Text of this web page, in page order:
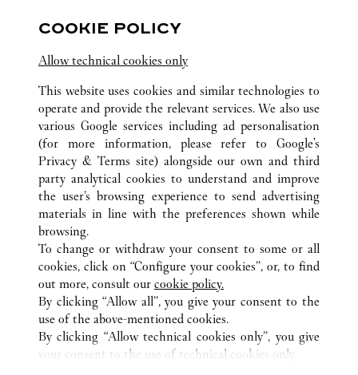
TUTTI GLI INDIRIZZI CARTIER
EMIRATI ARABI UNITI
DUBAI
DUBAI DUBAI MALL FASHION AVENUE
ASSISTENZA CLIENTI
CHI SIAMO
LAVORA CON NOI
TROVA UNA BOUTIQUE
COOKIE POLICY
Allow technical cookies only
This website uses cookies and similar technologies to
operate and provide the relevant services. We also use
various Google services including ad personalisation
(for more information, please refer to Google's
Privacy & Terms site) alongside our own and third
party analytical cookies to understand and improve
the user’s browsing experience to send advertising
materials in line with the preferences shown while
browsing.
To change or withdraw your consent to some or all
cookies, click on “Configure your cookies”, or, to find
out more, consult our cookie policy.
By clicking “Allow all”, you give your consent to the
use of the above-mentioned cookies.
By clicking “Allow technical cookies only”, you give
your consent to the use of technical cookies only.